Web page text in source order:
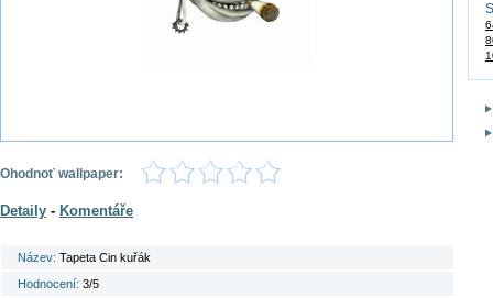
Ohodnoť wallpaper:
Detaily - Komentáře
Název: Tapeta Cin kuřák
Hodnocení: 3/5